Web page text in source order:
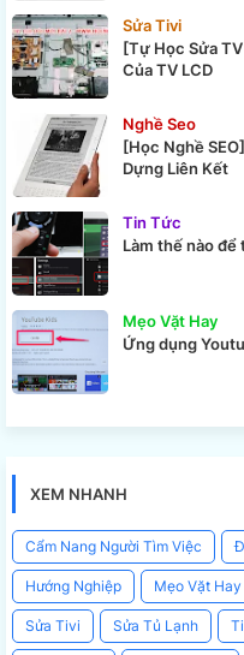
Sửa Tivi
[Tự Học Sửa
Của TV LCD
Nghề Seo
[Học Nghề
Dựng Liên Kết
Tin Tức
Làm thế nào để
Mẹo Vặt Hay
Ứng dụng
XEM NHANH
Cẩm Nang Người Tìm Việc
Hướng Nghiệp Mẹo Vặt Hay
Sửa Tivi Sửa Tủ Lạnh